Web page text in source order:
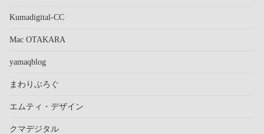
Kumadigital-CC
Mac OTAKARA
yamaqblog
まわりぶろぐ
エムティ・デザイン
クマデジタル